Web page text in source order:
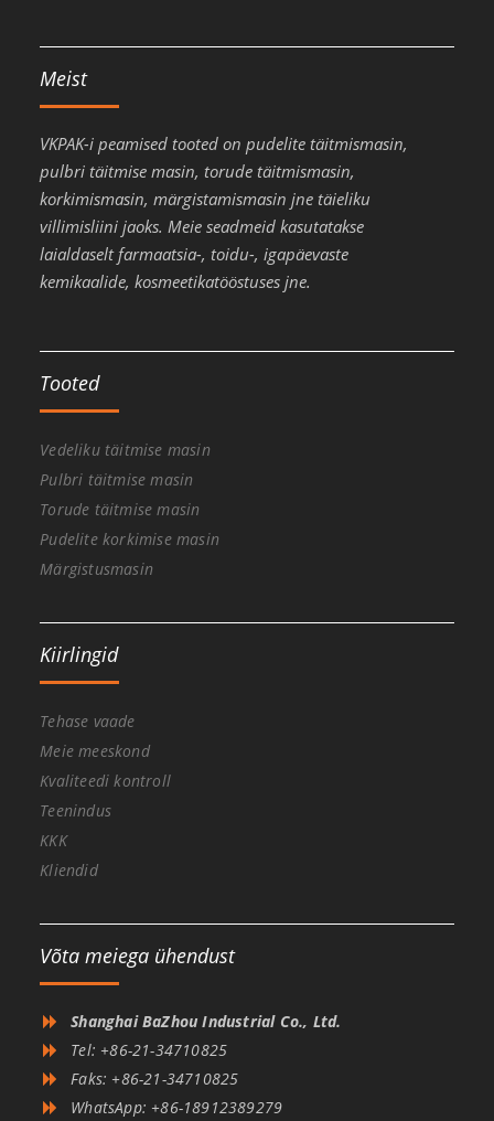
Meist
VKPAK-i peamised tooted on pudelite täitmismasin,
pulbri täitmise masin, torude täitmismasin,
korkimismasin, märgistamismasin jne täieliku
villimisliini jaoks. Meie seadmeid kasutatakse
laialdaselt farmaatsia-, toidu-, igapäevaste
kemikaalide, kosmeetikatööstuses jne.
Tooted
Vedeliku täitmise masin
Pulbri täitmise masin
Torude täitmise masin
Pudelite korkimise masin
Märgistusmasin
Kiirlingid
Tehase vaade
Meie meeskond
Kvaliteedi kontroll
Teenindus
KKK
Kliendid
Võta meiega ühendust
Shanghai BaZhou Industrial Co., Ltd.
Tel: +86-21-34710825
Faks: +86-21-34710825
WhatsApp: +86-18912389279